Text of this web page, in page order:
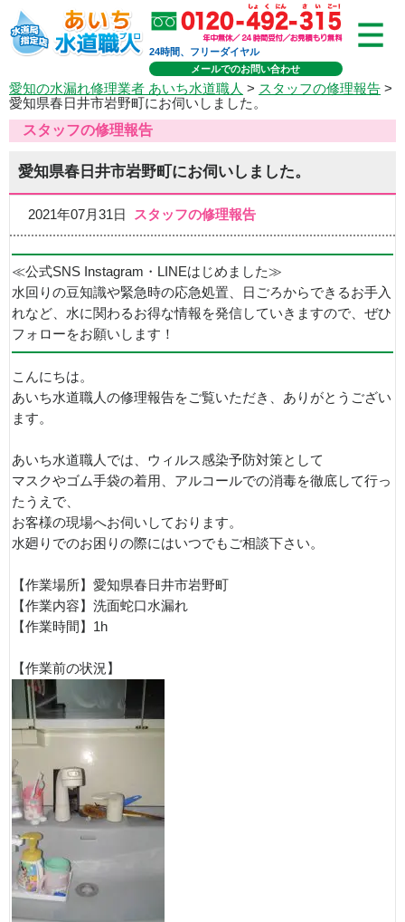
24時間、フリーダイヤル
メールでのお問い合わせ
愛知の水漏れ修理業者 あいち水道職人 > スタッフの修理報告 >
愛知県春日井市岩野町にお伺いしました。
スタッフの修理報告
愛知県春日井市岩野町にお伺いしました。
2021年07月31日 スタッフの修理報告
≪公式SNS Instagram・LINEはじめました≫
水回りの豆知識や緊急時の応急処置、日ごろからできるお手入
れなど、水に関わるお得な情報を発信していきますので、ぜひ
フォローをお願いします！
こんにちは。
あいち水道職人の修理報告をご覧いただき、ありがとうござい
ます。
あいち水道職人では、ウィルス感染予防対策として
マスクやゴム手袋の着用、アルコールでの消毒を徹底して行っ
たうえで、
お客様の現場へお伺いしております。
水廻りでのお困りの際にはいつでもご相談下さい。
【作業場所】愛知県春日井市岩野町
【作業内容】洗面蛇口水漏れ
【作業時間】1h
【作業前の状況】